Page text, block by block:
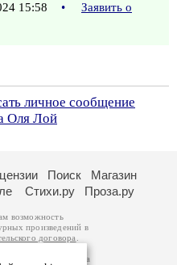
15:58 •
Заявить о
личное сообщение
Оля Лой
Поиск
Магазин
Стихи.ру Проза.ру
возможность
произведений в
договора
авторам
возможна